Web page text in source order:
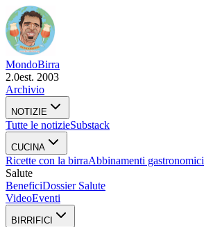
MondoBirra
2.0est. 2003
Archivio
NOTIZIE
Tutte le notizieSubstack
CUCINA
Ricette con la birraAbbinamenti gastronomici
Salute
BeneficiDossier Salute
VideoEventi
BIRRIFICI